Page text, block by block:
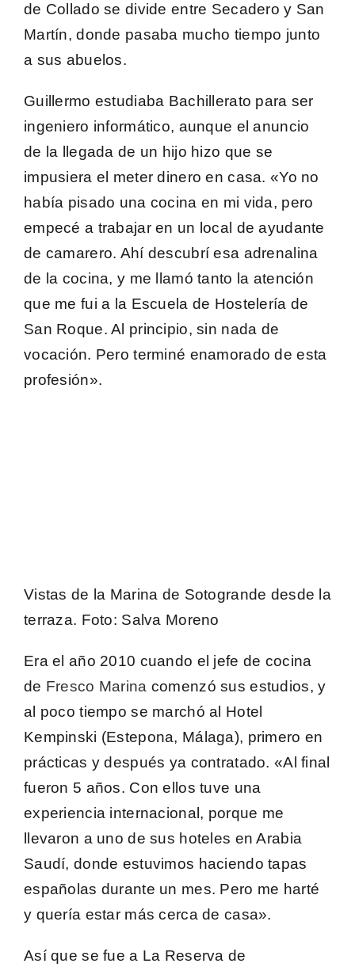
de Collado se divide entre Secadero y San
Martín, donde pasaba mucho tiempo junto
a sus abuelos.
Guillermo estudiaba Bachillerato para ser
ingeniero informático, aunque el anuncio
de la llegada de un hijo hizo que se
impusiera el meter dinero en casa. «Yo no
había pisado una cocina en mi vida, pero
empecé a trabajar en un local de ayudante
de camarero. Ahí descubrí esa adrenalina
de la cocina, y me llamó tanto la atención
que me fui a la Escuela de Hostelería de
San Roque. Al principio, sin nada de
vocación. Pero terminé enamorado de esta
profesión».
Vistas de la Marina de Sotogrande desde la
terraza. Foto: Salva Moreno
Era el año 2010 cuando el jefe de cocina
de Fresco Marina comenzó sus estudios, y
al poco tiempo se marchó al Hotel
Kempinski (Estepona, Málaga), primero en
prácticas y después ya contratado. «Al final
fueron 5 años. Con ellos tuve una
experiencia internacional, porque me
llevaron a uno de sus hoteles en Arabia
Saudí, donde estuvimos haciendo tapas
españolas durante un mes. Pero me harté
y quería estar más cerca de casa».
Así que se fue a La Reserva de